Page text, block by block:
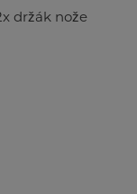
držák nože